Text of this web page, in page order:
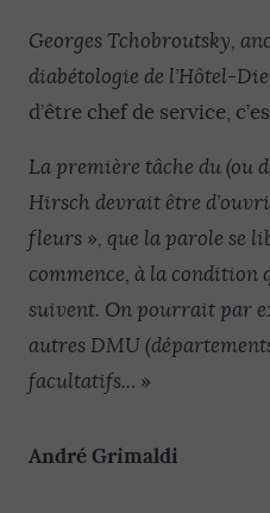
Georges Tchobroutsky,
diabétologie de l’Hôtel-
d’être chef de service,
La première tâche du (ou
Hirsch devrait être
fleurs », que la parole se
commence, à la condition
suivent. On pourrait par
autres DMU
facultatifs... »
André Grimaldi